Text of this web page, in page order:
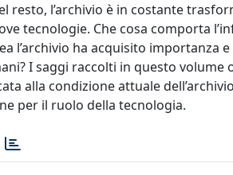
resto, l’archivio è in costante
tecnologie. Che cosa comporta
l’archivio ha acquisito importanza
I saggi raccolti in questo volume
alla condizione attuale
per il ruolo della tecnologia.